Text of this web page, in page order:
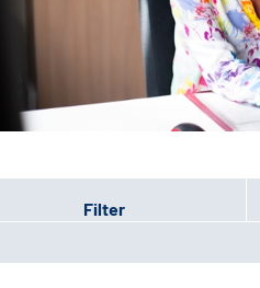
Gebärdensprache
Filter